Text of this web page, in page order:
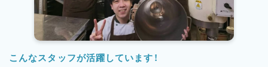
こんなスタッフが活躍しています！